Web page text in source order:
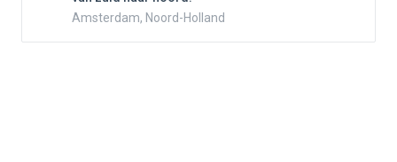
Amsterdam, Noord-Holland